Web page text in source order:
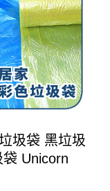
圾袋 黑垃圾
Unicorn